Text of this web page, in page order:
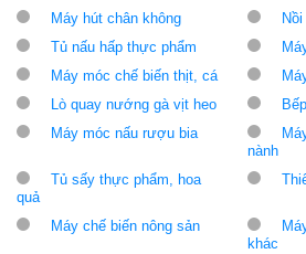
Máy hút chân không
Tủ nấu hấp thực phẩm
Máy móc chế biến thịt, cá
Lò quay nướng gà vịt heo
Máy móc nấu rượu bia
nành
Tủ sấy thực phẩm, hoa
quả
Máy chế biến nông sản
khác